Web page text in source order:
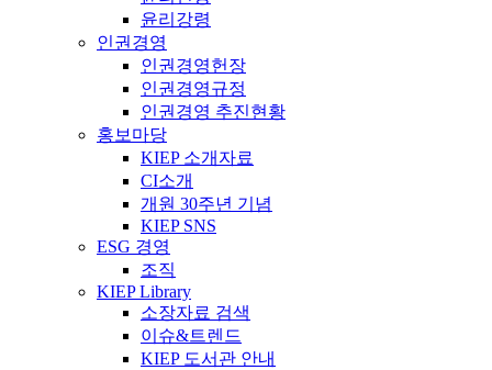
윤리강령
인권경영
인권경영헌장
인권경영규정
인권경영 추진현황
홍보마당
KIEP 소개자료
CI소개
개원 30주년 기념
KIEP SNS
ESG 경영
조직
KIEP Library
소장자료 검색
이슈&트렌드
KIEP 도서관 안내